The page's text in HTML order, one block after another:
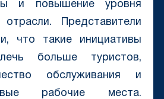
и повышение уровня
Представители
что такие инициативы
больше туристов,
обслуживания и
рабочие места.